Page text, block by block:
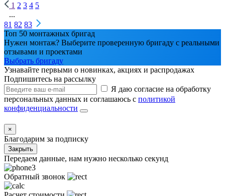
1 2 3 4 5
...
81 82 83
Топ 50 монтажных бригад
Нужен монтаж? Выберите проверенную бригаду с реальными
отзывами и проектами
Выбрать бригаду
Узнавайте первыми о новинках, акциях и распродажах
Подпишитесь на рассылку
Я даю согласие на обработку
персональных данных и соглашаюсь с политикой
конфиденциальности
×
Благодарим за подписку
Закрыть
Передаем данные, нам нужно несколько секунд
Обратный звонок